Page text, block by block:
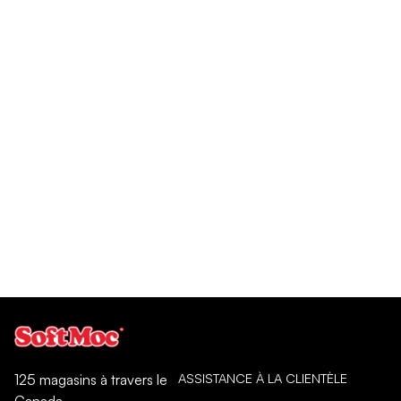
125 magasins à travers le
ASSISTANCE À LA CLIENTÈLE